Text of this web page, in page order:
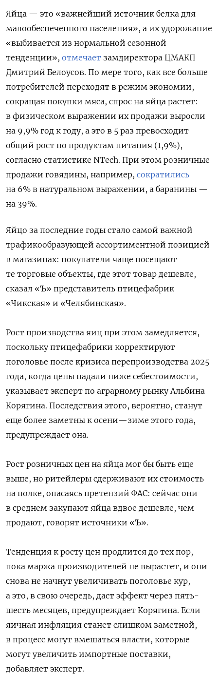
Яйца — это «важнейший источник белка для
малообеспеченного населения», а их удорожание
«выбивается из нормальной сезонной
тенденции», отмечает замдиректора ЦМАКП
Дмитрий Белоусов. По мере того, как все больше
потребителей переходят в режим экономии,
сокращая покупки мяса, спрос на яйца растет:
в физическом выражении их продажи выросли
на 9,9% год к году, а это в 5 раз превосходит
общий рост по продуктам питания (1,9%),
согласно статистике NTech. При этом розничные
продажи говядины, например, сократились
на 6% в натуральном выражении, а баранины —
на 39%.
Яйцо за последние годы стало самой важной
трафикообразующей ассортиментной позицией
в магазинах: покупатели чаще посещают
те торговые объекты, где этот товар дешевле,
сказал «Ъ» представитель птицефабрик
«Чикская» и «Челябинская».
Рост производства яиц при этом замедляется,
поскольку птицефабрики корректируют
поголовье после кризиса перепроизводства 2025
года, когда цены падали ниже себестоимости,
указывает эксперт по аграрному рынку Альбина
Корягина. Последствия этого, вероятно, станут
еще более заметны к осени—зиме этого года,
предупреждает она.
Рост розничных цен на яйца мог бы быть еще
выше, но ритейлеры сдерживают их стоимость
на полке, опасаясь претензий ФАС: сейчас они
в среднем закупают яйца вдвое дешевле, чем
продают, говорят источники «Ъ».
Тенденция к росту цен продлится до тех пор,
пока маржа производителей не вырастет, и они
снова не начнут увеличивать поголовье кур,
а это, в свою очередь, даст эффект через пять-
шесть месяцев, предупреждает Корягина. Если
яичная инфляция станет слишком заметной,
в процесс могут вмешаться власти, которые
могут увеличить импортные поставки,
добавляет эксперт.